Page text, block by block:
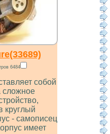
6484
собой
сложное
круглый
- самописец
имеет